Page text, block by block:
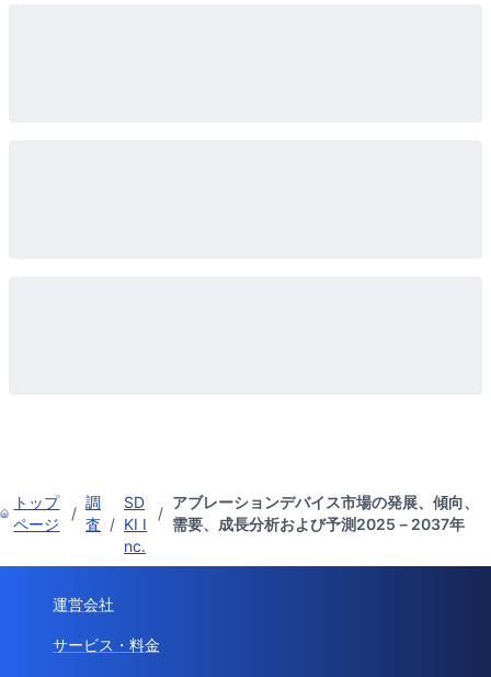
トップ
ページ
/
調
査 /
SD
KI I
nc.
/
アブレーションデバイス市場の発展、傾向、
需要、成長分析および予測2025－2037年
運営会社
サービス・料金